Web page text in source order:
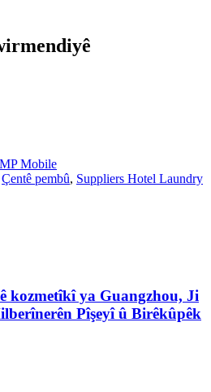
Mobile
Çentê pembû, Suppliers Hotel Laundry
kozmetîkî ya Guangzhou, Ji
Pîşeyî û Birêkûpêk